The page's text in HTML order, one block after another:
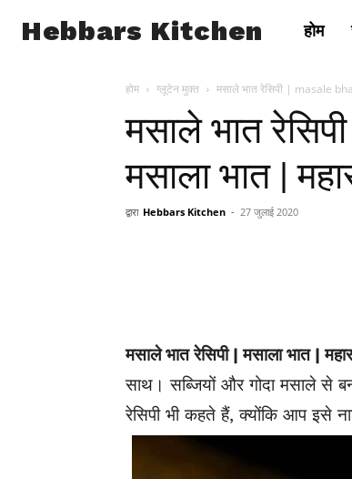
Hebbars Kitchen होम
होम ग्लूटेन मुक्त मसाले भात रेसिपी | masale
मसाले भात
मसाला भात |
द्वारा Hebbars Kitchen - 27 जुलाई 2020
मसाले भात रेसिपी | मसाला भात |
साथ। सब्जियों और गोदा मसाले से
रेसिपी भी कहते हैं, क्योंकि आप इसे